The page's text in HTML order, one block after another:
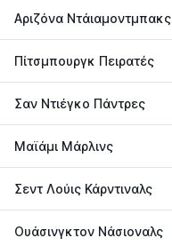
Αριζόνα Ντάιαμοντμπακς
Πίτσμπουργκ Πειρατές
Σαν Ντιέγκο Πάντρες
Μαϊάμι Μάρλινς
Σεντ Λούις Κάρντιναλς
Ουάσινγκτον Νάσιοναλς